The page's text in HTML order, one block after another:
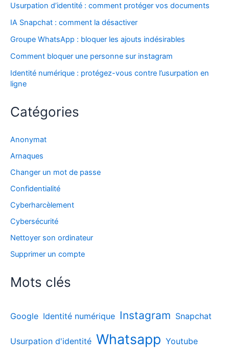
Usurpation d’identité : comment protéger vos documents
IA Snapchat : comment la désactiver
Groupe WhatsApp : bloquer les ajouts indésirables
Comment bloquer une personne sur instagram
Identité numérique : protégez-vous contre l’usurpation en
ligne
Catégories
Anonymat
Arnaques
Changer un mot de passe
Confidentialité
Cyberharcèlement
Cybersécurité
Nettoyer son ordinateur
Supprimer un compte
Mots clés
Google Identité numérique Instagram Snapchat
Usurpation d'identité Whatsapp Youtube